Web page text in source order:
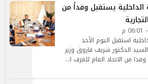
الداخلية يستقبل وفداً من
استقبل اليوم الأحد
الموافق 14 يوليو 2024 السيد الدكتور شريف فاروق وزير
وفدا من الاتحاد العام للغرف ا…